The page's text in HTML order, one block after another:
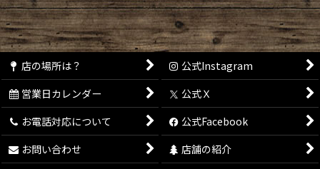
絞り込む
店の場所は？
公式Instagram
営業日カレンダー
公式Ｘ
お電話対応について
公式Facebook
お問い合わせ
店舗の紹介